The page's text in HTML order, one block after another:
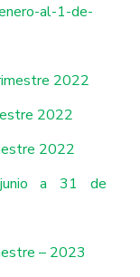
al-1-de-
2022
2022
2022
a 31 de
– 2023